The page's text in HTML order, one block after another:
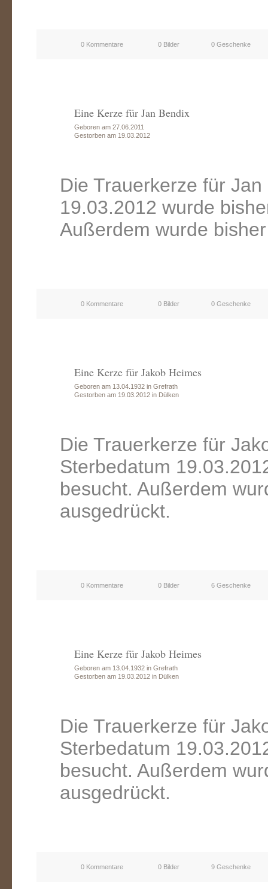
0 Kommentare 0 Bilder 0 Geschenke
Eine Kerze für Jan Bendix
Geboren am 27.06.2011
Gestorben am 19.03.2012
Die Trauerkerze für
19.03.2012 wurde
Außerdem wurde
0 Kommentare 0 Bilder 0 Geschenke
Eine Kerze für Jakob Heimes
Geboren am 13.04.1932 in Grefrath
Gestorben am 19.03.2012 in Dülken
Die Trauerkerze für
Sterbedatum
besucht. Außerdem
ausgedrückt.
0 Kommentare 0 Bilder 6 Geschenke
Eine Kerze für Jakob Heimes
Geboren am 13.04.1932 in Grefrath
Gestorben am 19.03.2012 in Dülken
Die Trauerkerze für
Sterbedatum
besucht. Außerdem
ausgedrückt.
0 Kommentare 0 Bilder 9 Geschenke